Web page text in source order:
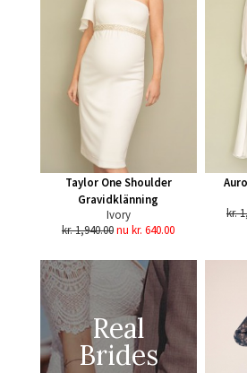
Taylor One Shoulder
Gravidklänning
Ivory
kr. 1,940.00nu kr. 640.00
kr.
Real
Brides